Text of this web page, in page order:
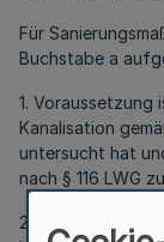
Für
Buchstabe a
1. Voraussetzung
Kanalisation
untersucht hat
nach § 116 LWG
2. Es muss ein